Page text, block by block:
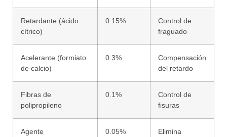
Retardante (ácido
cítrico)
0.15%
Control de
fraguado
Acelerante (formiato
de calcio)
0.3%
Compensación
del retardo
Fibras de
polipropileno
0.1%
Control de
fisuras
Agente
0.05%
Elimina